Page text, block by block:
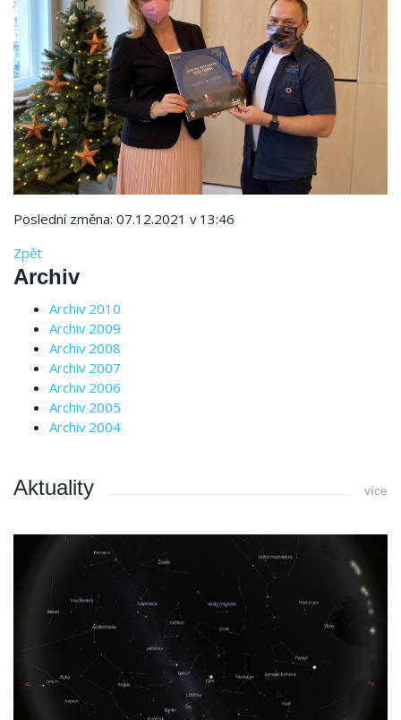
Poslední změna: 07.12.2021 v 13:46
Zpět
Archiv
Archiv 2010
Archiv 2009
Archiv 2008
Archiv 2007
Archiv 2006
Archiv 2005
Archiv 2004
Aktuality více